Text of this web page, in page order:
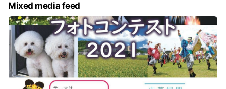
Mixed media feed